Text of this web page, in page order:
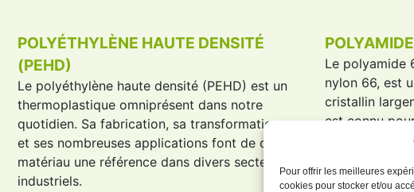
Pour offrir les meilleures
cookies pour stocker et/ou
POLYÉTHYLÈNE HAUTE DENSITÉ
(PEHD)
Le polyéthylène haute densité(PEHD) est un
thermoplastique omniprésent dans notre
quotidien. Sa fabrication, sa transformation
et ses nombreuses applications font de ce
matériau une référence dans divers secteurs
industriels.
Le polyamide
nylon 66, est
cristallin
est connu
mécaniques,